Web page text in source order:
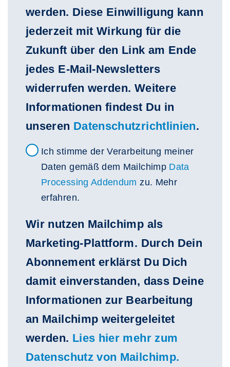
werden. Diese Einwilligung kann
jederzeit mit Wirkung für die
Zukunft über den Link am Ende
jedes E-Mail-Newsletters
widerrufen werden. Weitere
Informationen findest Du in
unseren Datenschutzrichtlinien.
Data
Processing
Ich stimme der Verarbeitung meiner
Daten gemäß dem Mailchimp Data
Processing Addendum zu. Mehr
erfahren.
Wir nutzen Mailchimp als
Marketing-Plattform. Durch Dein
Abonnement erklärst Du Dich
damit einverstanden, dass Deine
Informationen zur Bearbeitung
an Mailchimp weitergeleitet
werden. Lies hier mehr zum
Datenschutz von Mailchimp.